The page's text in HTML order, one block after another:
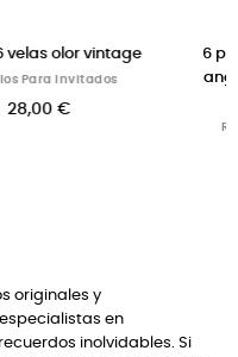
6 pulseras de perlas con
angelito y medalla para
originales y
en
inolvidables. Si